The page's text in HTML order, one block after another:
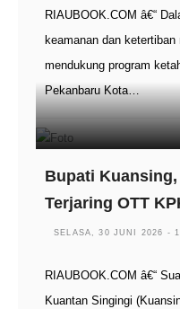
RIAUBOOK.COM â€“
keamanan dan
mendukung program
Pekanbaru Kota…
Bupati
Terjaring OTT
SELASA, 30 JUNI 2026 -
RIAUBOOK.COM â€“
Kuantan Singingi